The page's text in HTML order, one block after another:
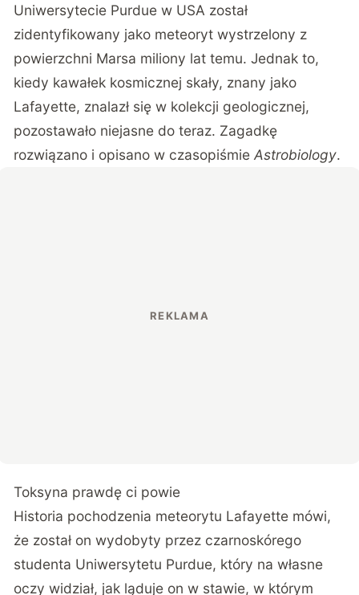
Uniwersytecie Purdue w USA został
zidentyfikowany jako meteoryt wystrzelony z
powierzchni Marsa miliony lat temu. Jednak to,
kiedy kawałek kosmicznej skały, znany jako
Lafayette, znalazł się w kolekcji geologicznej,
pozostawało niejasne do teraz. Zagadkę
rozwiązano i opisano w czasopiśmieAstrobiology.
Toksyna prawdę ci powie
Historia pochodzenia meteorytu Lafayette mówi,
że został on wydobyty przez czarnoskórego
studenta Uniwersytetu Purdue, który na własne
oczy widział, jak ląduje on w stawie, w którym